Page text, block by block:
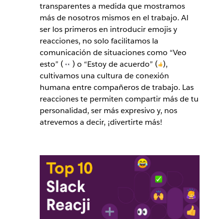
transparentes a medida que mostramos
más de nosotros mismos en el trabajo. Al
ser los primeros en introducir emojis y
reacciones, no solo facilitamos la
comunicación de situaciones como “Veo
esto” (
) o “Estoy de acuerdo” ( ),
cultivamos una cultura de conexión
humana entre compañeros de trabajo. Las
reacciones te permiten compartir más de tu
personalidad, ser más expresivo y, nos
atrevemos a decir, ¡divertirte más!